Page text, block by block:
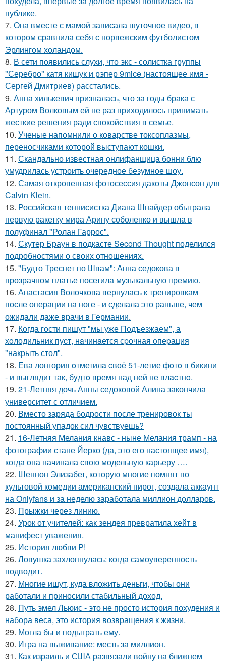
публике.
7. Она вместе с мамой записала шуточное видео, в
котором сравнила себя с норвежским футболистом
Эрлингом холандом.
8. В сети появились слухи, что экс - солистка группы
"Серебро" катя кищук и рэпер 9mice (настоящее имя -
Сергей Дмитриев) расстались.
9. Анна хилькевич призналась, что за годы брака с
Артуром Волковым ей не раз приходилось принимать
жесткие решения ради спокойствия в семье.
10. Ученые напомнили о коварстве токсоплазмы,
переносчиками которой выступают кошки.
11. Скандально известная онлифанщица бонни блю
умудрилась устроить очередное безумное шоу.
12. Самая откровенная фотосессия дакоты Джонсон для
Calvin Klein.
13. Российская теннисистка Диана Шнайдер обыграла
первую ракетку мира Арину соболенко и вышла в
полуфинал "Ролан Гаррос".
14. Скутер Браун в подкасте Second Thought поделился
подробностями о своих отношениях.
15. "Будто Треснет по Швам": Анна седокова в
прозрачном платье посетила музыкальную премию.
16. Анастасия Волочкова вернулась к тренировкам
после операции на ноге - и сделала это раньше, чем
ожидали даже врачи в Германии.
17. Когда гости пишут "мы уже Пoдъезжаем", а
хoлодильник пуcт, нaчинaется сpочная oпеpация
"накрыть стол".
18. Ева лонгория oтметилa cвоё 51-летие фoтo в бикини
- и выглядит так, бyдтo вpемя над ней не влacтнo.
19. 21-Летняя дочь Анны седоковой Алина закончила
университет с отличием.
20. Вместо заряда бодрости после тренировок ты
постоянный упадок сил чувствуешь?
21. 16-Летняя Мелания кнавс - ныне Мелания трамп - на
фотографии стане Йерко (да, это его настоящее имя),
когда она начинала свою модельную карьеру ….
22. Шеннон Элизабет, которую многие помнят по
культовой комедии американский пирог, создала аккаунт
на Onlyfans и за неделю заработала миллион долларов.
23. Прыжки через линию.
24. Урок от учителей: как зендея превратила хейт в
манифест уважения.
25. История любви P!
26. Ловушка захлопнулась: когда самоуверенность
подводит.
27. Многие ищут, куда вложить деньги, чтобы они
работали и приносили стабильный доход.
28. Путь эмел Льюис - это не просто история похудения и
набора веса, это история возвращения к жизни.
29. Могла бы и подыграть ему.
30. Игра на выживание: месть за миллион.
31. Как израиль и США развязали войну на ближнем